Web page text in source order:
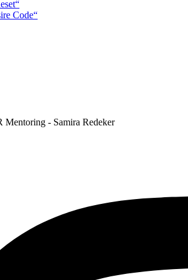
Code“
- Samira Redeker